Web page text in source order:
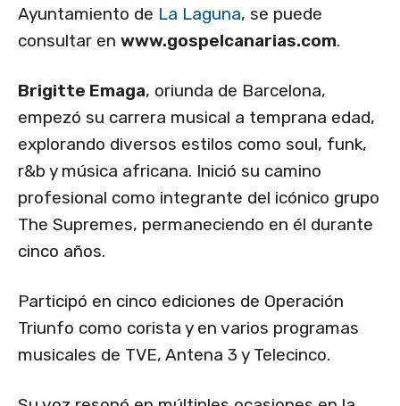
Ayuntamiento de La Laguna, se puede
consultar en www.gospelcanarias.com.
Brigitte Emaga, oriunda de Barcelona,
empezó su carrera musical a temprana edad,
explorando diversos estilos como soul, funk,
r&b y música africana. Inició su camino
profesional como integrante del icónico grupo
The Supremes, permaneciendo en él durante
cinco años.
Participó en cinco ediciones de Operación
Triunfo como corista y en varios programas
musicales de TVE, Antena 3 y Telecinco.